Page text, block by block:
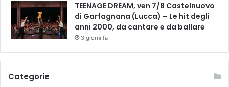
TEENAGE DREAM, ven 7/8 Castelnuovo
di Garfagnana (Lucca) – Le hit degli
anni 2000, da cantare e da ballare
3 giorni fa
Categorie